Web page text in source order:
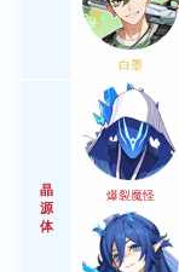
白墨
晶
源
体
爆裂魔怪